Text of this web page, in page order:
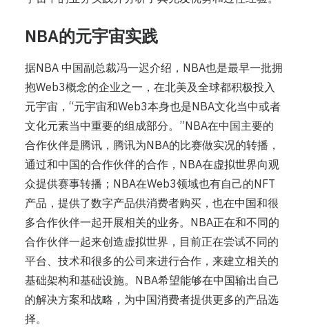
NBA的元宇宙实践
据NBA 中国副总裁冯一迟介绍，NBA也是最早一批拥
抱Web3概念的企业之一，在北美及全球都积极投入
元宇宙，“元宇宙和Web3本身也是NBA文化当中或者
文化元素当中重要的组成部分。”NBA在中国主要的
合作伙伴是腾讯，腾讯为NBA的比赛做实况的转播，
通过和中国的合作伙伴的合作，NBA在虚拟世界向观
众提供赛事转播；NBA在Web3领域也有自己的NFT
产品，提供了数字产品供消费者购买，也在中国和很
多合作伙伴一起开展相关的业务。NBA正在和不同的
合作伙伴一起来创造虚拟世界，目前正在尝试不同的
平台、技术和很多的公司来进行合作，来建立相关的
基础架构和基础设施。NBA希望能够在中国输出自己
的解决方案和战略，为中国消费者提供更多的产品选
择。